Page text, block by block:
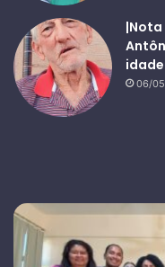
|Nota
idade
06/